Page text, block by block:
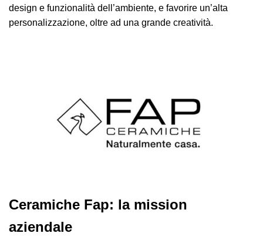
design e funzionalità dell’ambiente, e favorire un’alta
personalizzazione, oltre ad una grande creatività.
Ceramiche Fap: la mission
aziendale